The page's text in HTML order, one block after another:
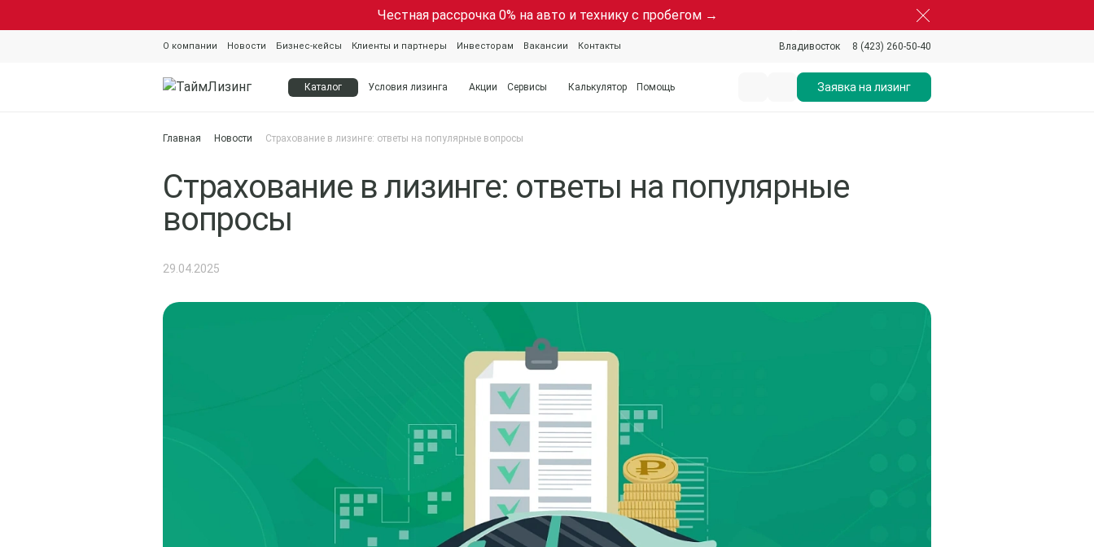
Честная рассрочка 0% на авто и технику с пробегом →
О компании Новости Бизнес-кейсы Клиенты и партнеры Инвесторам Вакансии Контакты Владивосток 8 (423) 260-50-40
Каталог Условия лизинга Акции Сервисы Калькулятор Помощь Заявка на лизинг
Главная Новости Страхование в лизинге: ответы на популярные вопросы
Страхование в лизинге: ответы на популярные
вопросы
29.04.2025